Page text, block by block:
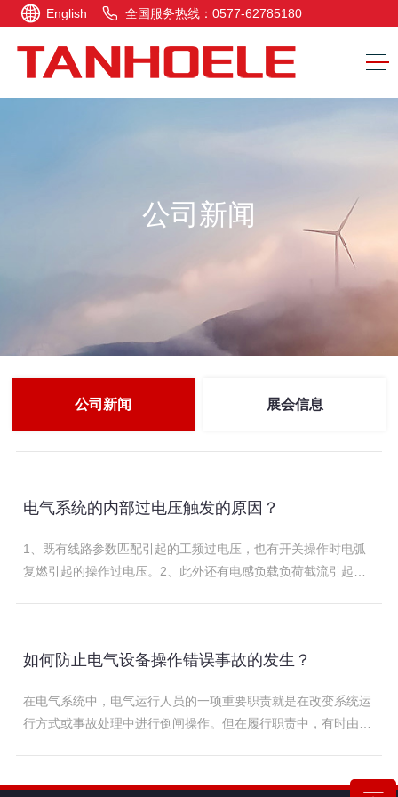
English 全国服务热线：0577-62785180
公司新闻
公司新闻 展会信息
电气系统的内部过电压触发的原因？
1、既有线路参数匹配引起的工频过电压，也有开关操作时电弧
复燃引起的操作过电压。2、此外还有电感负载负荷截流引起的
如何防止电气设备操作错误事故的发生？
在电气系统中，电气运行人员的一项重要职责就是在改变系统运
行方式或事故处理中进行倒闸操作。但在履行职责中，有时由于